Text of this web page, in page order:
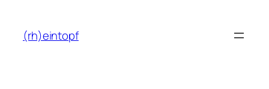
Inhalt
springen
(rh)eintopf